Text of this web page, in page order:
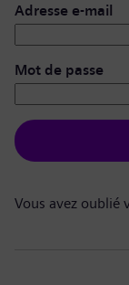
Se connecter :
Adresse e-mail
Mot de passe
Vous avez oublié